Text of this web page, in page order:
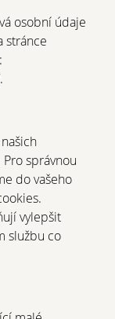
osobní údaje
stránce
správnou
do vašeho
vylepšit
službu co